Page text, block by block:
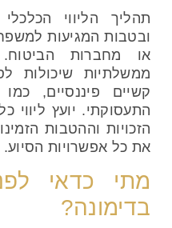
תהליך הליווי
ובטבות המגיעות
או מחברות
ממשלתיות שיכולות
קשיים פיננסיים,
התעסוקתי. יועץ ליווי
הזכויות וההטבות
את כל אפשרויות הסיוע.
מתי כדאי
בדימונה?